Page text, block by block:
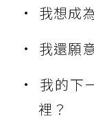
我想成
我還願
我的下
裡？